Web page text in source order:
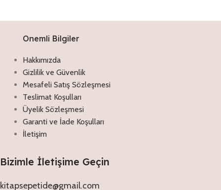
Onemli Bilgiler
Hakkımızda
Gizlilik ve Güvenlik
Mesafeli Satış Sözleşmesi
Teslimat Koşulları
Üyelik Sözleşmesi
Garanti ve İade Koşulları
İletişim
Bizimle İletişime Geçin
kitapsepetide@gmail.com